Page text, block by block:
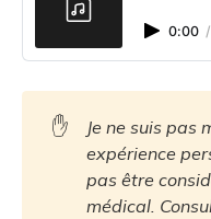
0:00 /
✋
Je ne suis pas
expérience
pas être
médical.